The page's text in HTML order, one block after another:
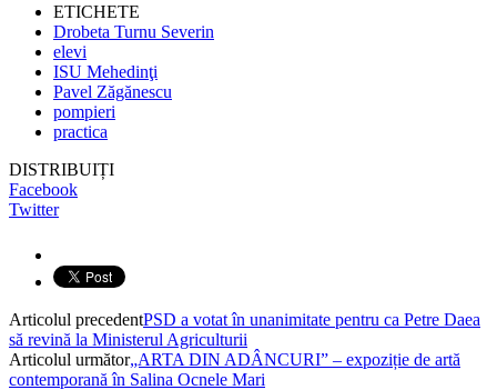
ETICHETE
Drobeta Turnu Severin
elevi
ISU Mehedinţi
Pavel Zăgănescu
pompieri
practica
DISTRIBUIȚI
Facebook
Twitter
Articolul precedentPSD a votat în unanimitate pentru ca Petre Daea
să revină la Ministerul Agriculturii
Articolul următor„ARTA DIN ADÂNCURI” – expoziție de artă
contemporană în Salina Ocnele Mari